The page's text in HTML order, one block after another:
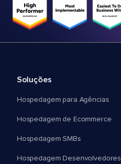
Soluções
Hospedagem para Agências
Hospedagem de Ecommerce
Hospedagem SMBs
Hospedagem Desenvolvedores